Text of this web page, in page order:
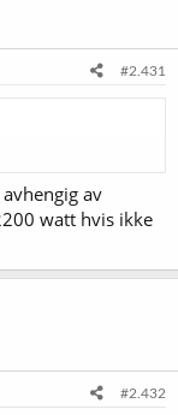
#2.431
av
watt hvis ikke
#2.432